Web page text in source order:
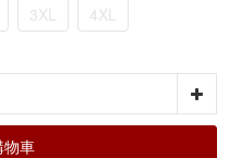
3XL 4XL
物車